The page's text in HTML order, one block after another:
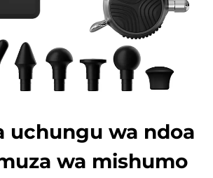
uchungu wa ndoa
wa mishumo